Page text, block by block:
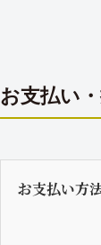
お支払い
お支払い方